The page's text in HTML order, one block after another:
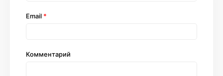
Комментарий
Email *